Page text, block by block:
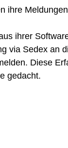
ihre
ihrer
via Sedex an
Diese
gedacht.